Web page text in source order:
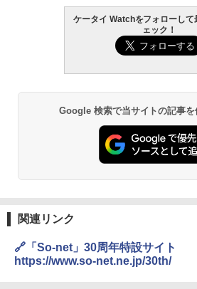
ケータイ Watchをフォローして
ェック！
Google 検索で当サイトの記事を
関連リンク
🔗「So-net」30周年特設サイト
https://www.so-net.ne.jp/30th/